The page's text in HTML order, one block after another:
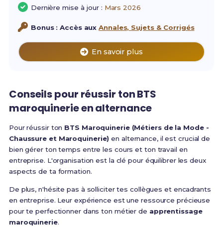
Dernière mise à jour : Mars 2026
Bonus : Accès auxAnnales, Sujets & Corrigés
En savoir plus
Conseils pour réussir ton BTS
maroquinerie en alternance
Pour réussir ton BTS Maroquinerie (Métiers de la Mode -
Chaussure et Maroquinerie) en alternance, il est crucial de
bien gérer ton temps entre les cours et ton travail en
entreprise. L'organisation est la clé pour équilibrer les deux
aspects de ta formation.
De plus, n'hésite pas à solliciter tes collègues et encadrants
en entreprise. Leur expérience est une ressource précieuse
pour te perfectionner dans ton métier de apprentissage
maroquinerie.